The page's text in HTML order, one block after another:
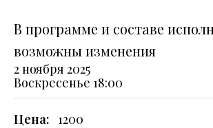
В программе и составе
возможны изменения
2 ноября 2025
Воскресенье 18:00
Цена: 1200